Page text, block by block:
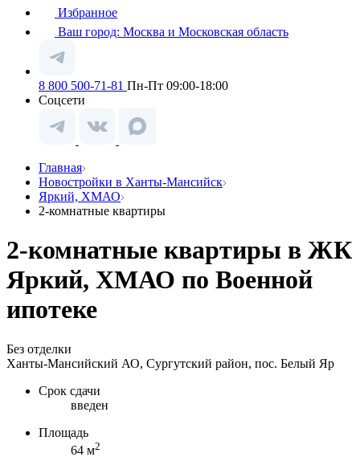
Избранное
Ваш город: Москва и Московская область
8 800 500-71-81 Пн-Пт 09:00-18:00
Соцсети
Главная
Новостройки в Ханты-Мансийск
Яркий, ХМАО
2-комнатные квартиры
2-комнатные квартиры в ЖК
Яркий, ХМАО по Военной
ипотеке
Без отделки
Ханты-Мансийский АО, Сургутский район, пос. Белый Яр
Срок сдачи
введен
Площадь
64 м2